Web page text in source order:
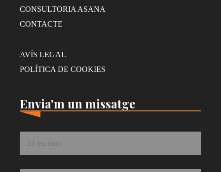
CONSULTORIA ASANA
CONTACTE
AVÍS LEGAL
POLÍTICA DE COOKIES
Envia'm un missatge
Nom *
Correu *